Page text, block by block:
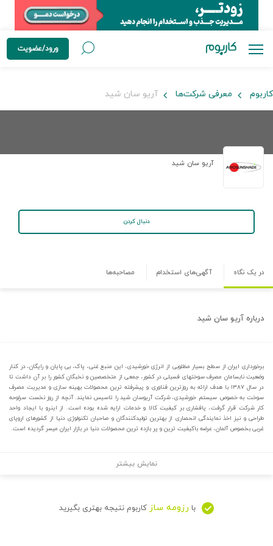
ورود/عضویت
کاربوم معرفی شرکت‌ها آریو سان شید
آریو سان شید
دنبال کردن
در یک نگاه آگهی‌های استخدام مصاحبه‌ها
درباره آریو سان شید
برخورداری ایران از سطح بسیار مطلوبی از انرژی خورشیدی، این منبع غنی، پاک، بی پایان و رایگان، در کنار
وضعیت نابسامان مصرف سوختهای فسیلی در کشور، جمعی از متخصصین و نخبگان کشور را بر آن داشت تا
در سال ۱۳۸۷ با هدف ارائه به روزترین فناوری و پیشرفته ترین محصولات بهینه سازی و مدیریت مصرف
سوخت به خصوص سیستم خورشیدی، شرکت آریوسان شید را تاسیس نمایند. آنچه از روز نخست سرلوحه
کار شرکت قرار گرفت، پافشاری بر کیفیت کالا و خدمات ارایه شده بوده است. از اینرو با ایجاد واحد
طراحی و نیز اخذ نمایندگی انحصاری از بهترین تولیدکنندگان و صاحبان تکنولوژی دنیا از کشورهای اروپای
غربی بخصوص آلمان، عرضه باکیفیت ترین و پر بازده ترین محصولات دنیا در بازار ایران میسر گردیده است.
نمایش بیشتر
با رزومه ساز کاربوم نتیجه بهتری بگیرید